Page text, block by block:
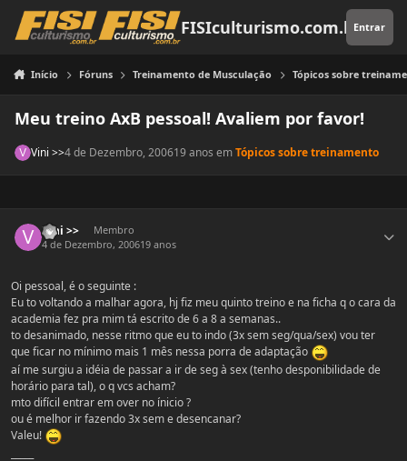
Pular para o conteúdo
FISIculturismo.com.brEntrar
Início Fóruns Treinamento de Musculação Tópicos sobre
Meu treino AxB pessoal! Avaliem por favor!
Vini >>4 de Dezembro, 200619 anos emTópicos sobre treinamento
Vini >>
Membro
4 de Dezembro, 200619 anos
Oi pessoal, é o seguinte :
Eu to voltando a malhar agora, hj fiz meu quinto treino e na ficha q o cara da
academia fez pra mim tá escrito de 6 a 8 a semanas..
to desanimado, nesse ritmo que eu to indo (3x sem seg/qua/sex) vou ter
que ficar no mínimo mais 1 mês nessa porra de adaptação
aí me surgiu a idéia de passar a ir de seg à sex (tenho desponibilidade de
horário para tal), o q vcs acham?
mto difícil entrar em over no ínicio ?
ou é melhor ir fazendo 3x sem e desencanar?
Valeu!